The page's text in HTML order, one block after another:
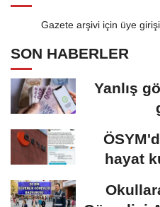
Gazete arşivi için üye
SON HABERLER
Yanlış
hayat